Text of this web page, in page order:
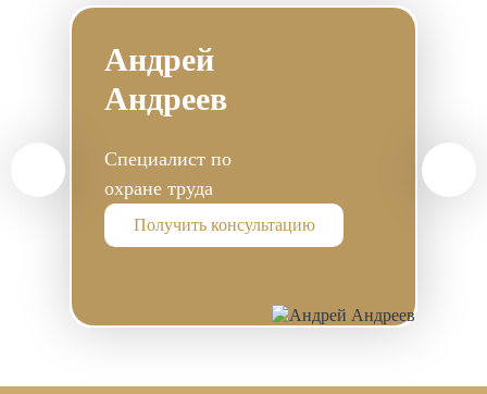
Андрей
Андреев
Специалист по
охране труда
Получить консультацию